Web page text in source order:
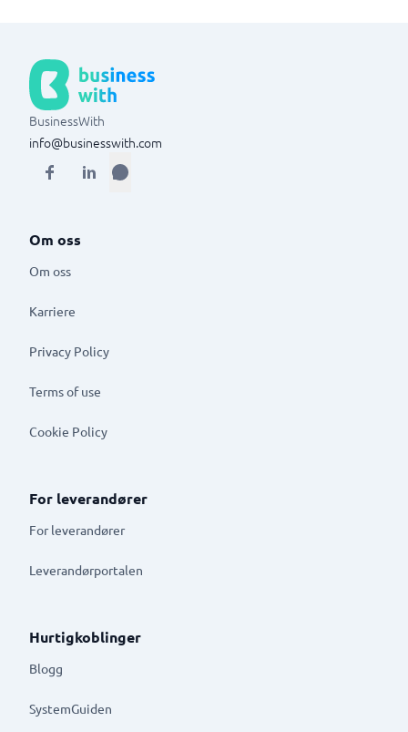
BusinessWith
info@businesswith.com
Om oss
Om oss
Karriere
Privacy Policy
Terms of use
Cookie Policy
For leverandører
For leverandører
Leverandørportalen
Hurtigkoblinger
Blogg
SystemGuiden